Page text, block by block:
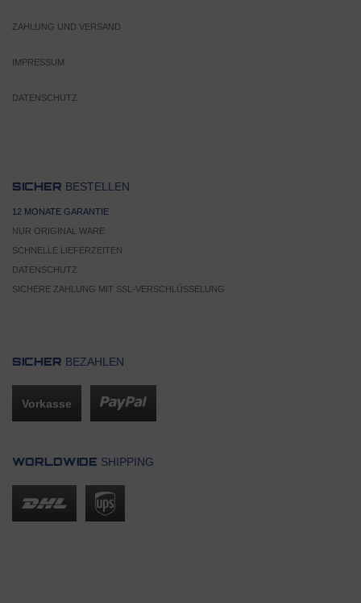
ZAHLUNG UND VERSAND
IMPRESSUM
DATENSCHUTZ
SICHER BESTELLEN
12 MONATE GARANTIE
NUR ORIGINAL WARE
SCHNELLE LIEFERZEITEN
DATENSCHUTZ
SICHERE ZAHLUNG MIT SSL-VERSCHLÜSSELUNG
SICHER BEZAHLEN
Vorkasse
WORLDWIDE SHIPPING